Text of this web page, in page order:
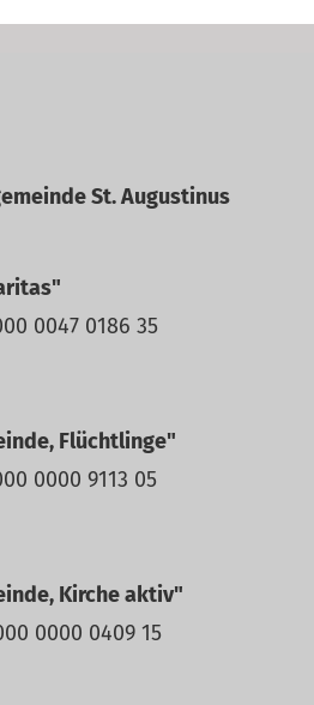
St. Augustinus
0047 0186 35
Flüchtlinge"
0000 9113 05
Kirche aktiv"
0000 0409 15